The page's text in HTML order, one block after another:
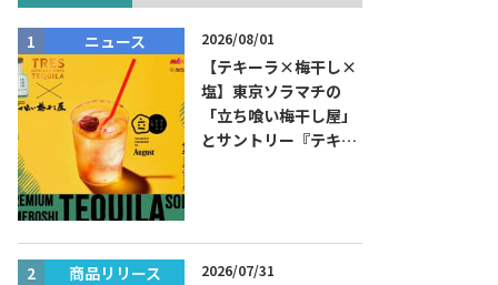
ニュース 2026/08/01
【テキーラ×梅干し×
塩】東京ソラマチの
「立ち喰い梅干し屋」
とサントリー『テキー
8月限定メニューに！
商品リリース 2026/07/31